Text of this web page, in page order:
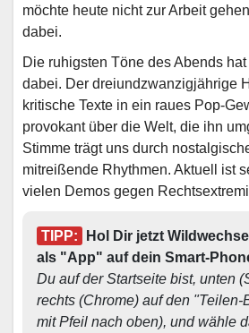
möchte heute nicht zur Arbeit
dabei.
Die ruhigsten Töne des Abends hat
dabei. Der dreiundzwanzigjährige
kritische Texte in ein raues Pop-
provokant über die Welt, die ihn
Stimme trägt uns durch
mitreißende Rhythmen. Aktuell ist
vielen Demos gegen
TIPP:
Hol Dir jetzt
als "App" auf dein Smart-
Du auf der Startseite bist, unten
rechts (Chrome) auf den "Teilen-
mit Pfeil nach oben), und wähle